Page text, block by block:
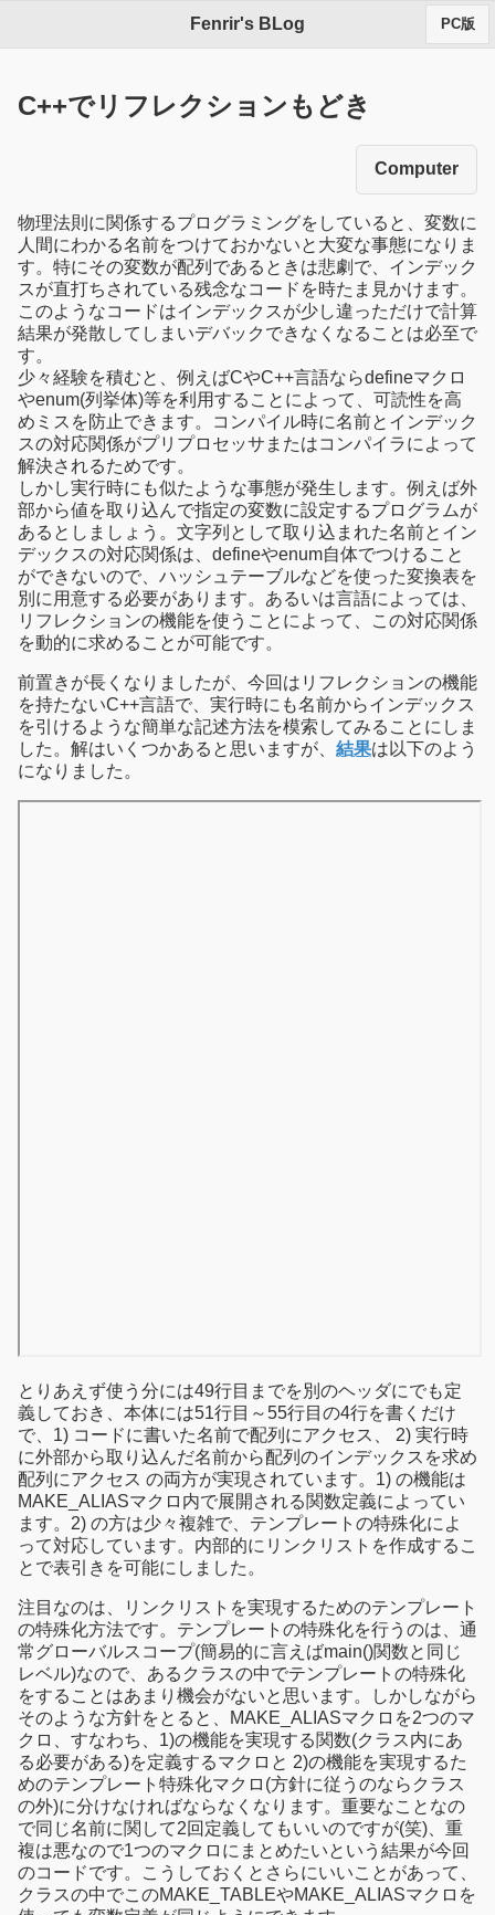
Fenrir's BLog PC版
C++でリフレクションもどき
Computer
物理法則に関係するプログラミングをしていると、変数に
人間にわかる名前をつけておかないと大変な事態になりま
す。特にその変数が配列であるときは悲劇で、インデック
スが直打ちされている残念なコードを時たま見かけます。
このようなコードはインデックスが少し違っただけで計算
結果が発散してしまいデバックできなくなることは必至で
す。
少々経験を積むと、例えばCやC++言語ならdefineマクロ
やenum(列挙体)等を利用することによって、可読性を高
めミスを防止できます。コンパイル時に名前とインデック
スの対応関係がプリプロセッサまたはコンパイラによって
解決されるためです。
しかし実行時にも似たような事態が発生します。例えば外
部から値を取り込んで指定の変数に設定するプログラムが
あるとしましょう。文字列として取り込まれた名前とイン
デックスの対応関係は、defineやenum自体でつけること
ができないので、ハッシュテーブルなどを使った変換表を
別に用意する必要があります。あるいは言語によっては、
リフレクションの機能を使うことによって、この対応関係
を動的に求めることが可能です。
前置きが長くなりましたが、今回はリフレクションの機能
を持たないC++言語で、実行時にも名前からインデックス
を引けるような簡単な記述方法を模索してみることにしま
した。解はいくつかあると思いますが、 結果は以下のよう
になりました。
とりあえず使う分には49行目までを別のヘッダにでも定
義しておき、本体には51行目～55行目の4行を書くだけ
で、1) コードに書いた名前で配列にアクセス、 2) 実行時
に外部から取り込んだ名前から配列のインデックスを求め
配列にアクセス の両方が実現されています。1) の機能は
MAKE_ALIASマクロ内で展開される関数定義によってい
ます。2) の方は少々複雑で、テンプレートの特殊化によ
って対応しています。内部的にリンクリストを作成するこ
とで表引きを可能にしました。
注目なのは、リンクリストを実現するためのテンプレート
の特殊化方法です。テンプレートの特殊化を行うのは、通
常グローバルスコープ(簡易的に言えばmain()関数と同じ
レベル)なので、あるクラスの中でテンプレートの特殊化
をすることはあまり機会がないと思います。しかしながら
そのような方針をとると、MAKE_ALIASマクロを2つのマ
クロ、すなわち、1)の機能を実現する関数(クラス内にあ
る必要がある)を定義するマクロと 2)の機能を実現するた
めのテンプレート特殊化マクロ(方針に従うのならクラス
の外)に分けなければならなくなります。重要なことなの
で同じ名前に関して2回定義してもいいのですが(笑)、重
複は悪なので1つのマクロにまとめたいという結果が今回
のコードです。こうしておくとさらにいいことがあって、
クラスの中でこのMAKE_TABLEやMAKE_ALIASマクロを